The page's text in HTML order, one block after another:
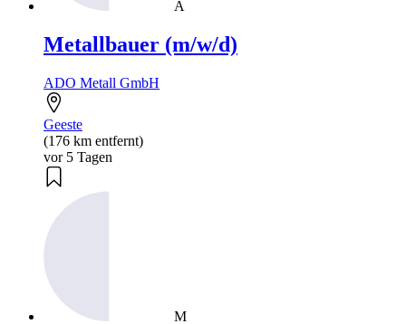
A
Metallbauer (m/w/d)
ADO Metall GmbH
Geeste
(176 km entfernt)
vor 5 Tagen
M